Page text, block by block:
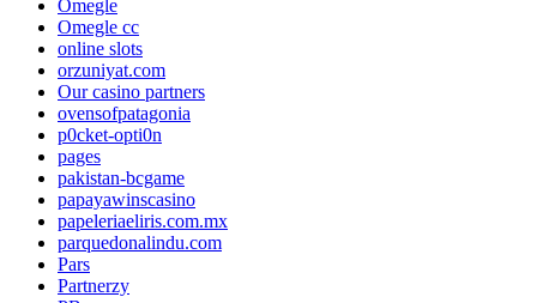
Omegle
Omegle cc
online slots
orzuniyat.com
Our casino partners
ovensofpatagonia
p0cket-opti0n
pages
pakistan-bcgame
papayawinscasino
papeleriaeliris.com.mx
parquedonalindu.com
Pars
Partnerzy